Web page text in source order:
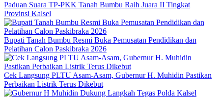
Paduan Suara TP-PKK Tanah Bumbu Raih Juara II Tingkat
Provinsi Kalsel
Bupati Tanah Bumbu Resmi Buka Pemusatan Pendidikan dan
Pelatihan Calon Paskibraka 2026
Cek Langsung PLTU Asam-Asam, Gubernur H. Muhidin Pastikan
Perbaikan Listrik Terus Dikebut